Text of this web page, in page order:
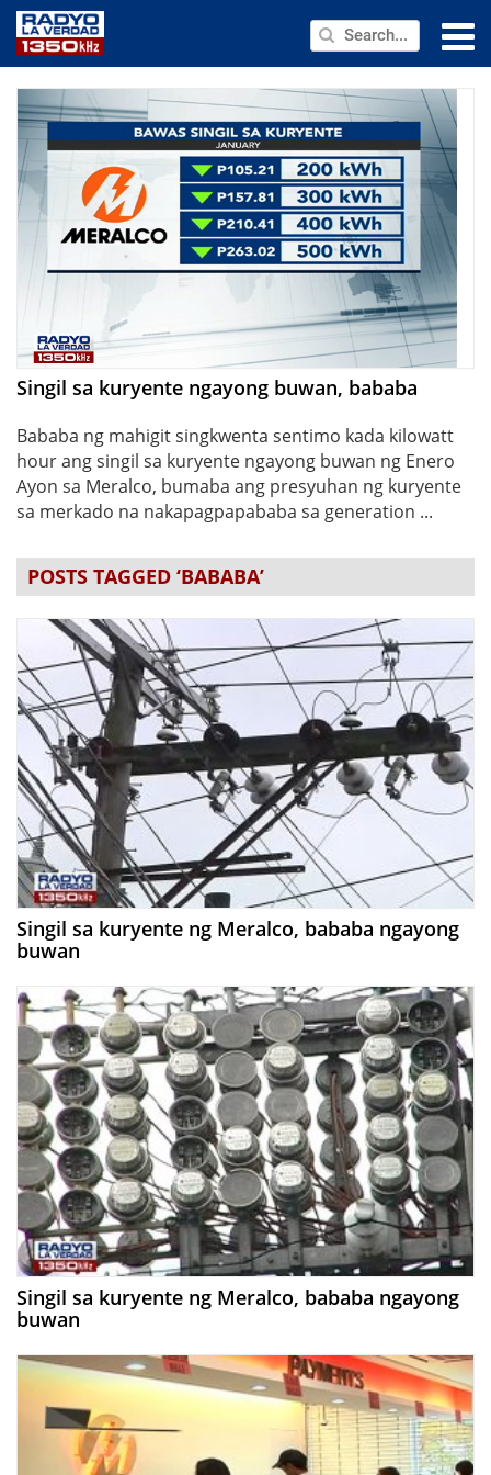
PUBLIC SERVICE
ANNOUNCEMENTS
PROGRAMS
ABOUT
CONTACT US
Singil sa kuryente ngayong buwan, bababa
Bababa ng mahigit singkwenta sentimo kada kilowatt
hour ang singil sa kuryente ngayong buwan ng Enero
Ayon sa Meralco, bumaba ang presyuhan ng kuryente
sa merkado na nakapagpapababa sa generation ...
POSTS TAGGED ‘BABABA’
Singil sa kuryente ng Meralco, bababa ngayong
buwan
Singil sa kuryente ng Meralco, bababa ngayong
buwan